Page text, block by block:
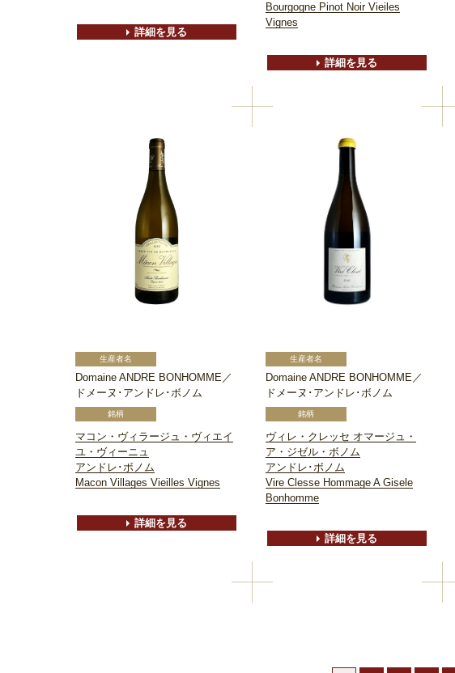
詳細を見る
Bourgogne Pinot Noir Vieiles
Vignes
詳細を見る
Domaine ANDRE BONHOMME／
ドメーヌ･アンドレ･ボノム
マコン・ヴィラージュ・ヴィエイ
ユ・ヴィーニュ
アンドレ･ボノム
Macon Villages Vieilles Vignes
詳細を見る
Domaine ANDRE BONHOMME／
ドメーヌ･アンドレ･ボノム
ヴィレ・クレッセ オマージュ・
ア・ジゼル・ボノム
アンドレ･ボノム
Vire Clesse Hommage A Gisele
Bonhomme
詳細を見る